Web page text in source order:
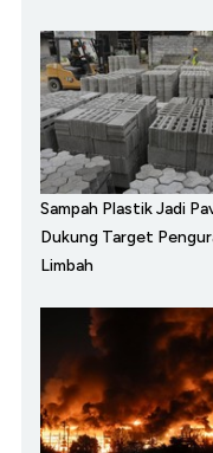
Sampah Plastik Jadi
Dukung Target
Limbah